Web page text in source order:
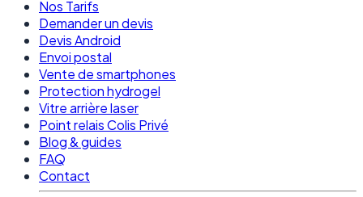
Nos Tarifs
Demander un devis
Devis Android
Envoi postal
Vente de smartphones
Protection hydrogel
Vitre arrière laser
Point relais Colis Privé
Blog & guides
FAQ
Contact